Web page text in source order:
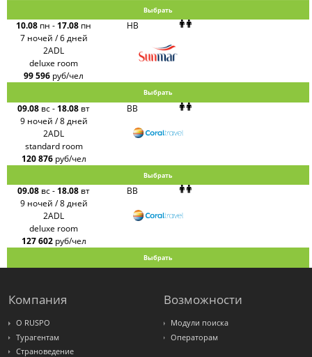
Выбрать
10.08 пн - 17.08 пн
7 ночей / 6 дней
HB
2ADL
deluxe room
99 596 руб/чел
Выбрать
09.08 вс- 18.08 вт
9 ночей / 8 дней
BB
2ADL
standard room
120 876 руб/чел
Выбрать
09.08 вс- 18.08 вт
9 ночей / 8 дней
BB
2ADL
deluxe room
127 602 руб/чел
Выбрать
Компания
О RUSPO
Турагентам
Страноведение
Возможности
Модули поиска
Операторам